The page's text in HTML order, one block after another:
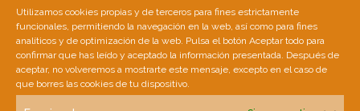
Utilizamos cookies propias y de terceros para fines estrictamente
funcionales, permitiendo la navegación en la web, así como para fines
analíticos y de optimización de la web. Pulsa el botón Aceptar todo para
confirmar que has leído y aceptado la información presentada. Después de
aceptar, no volveremos a mostrarte este mensaje, excepto en el caso de
que borres las cookies de tu dispositivo.
Política de Cookies
Política de Privacidad